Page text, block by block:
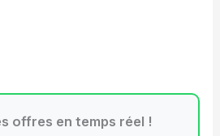
offres en temps réel !